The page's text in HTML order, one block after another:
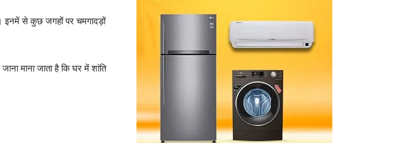
इनमें से कुछ जगहों पर चमगादड़ों
माना जाता है कि घर में शांति